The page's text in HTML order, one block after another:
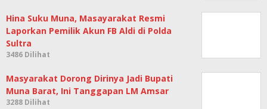
Hina Suku Muna, Masayarakat Resmi
Laporkan Pemilik Akun FB Aldi di Polda
Sultra
3486 Dilihat
Masyarakat Dorong Dirinya Jadi Bupati
Muna Barat, Ini Tanggapan LM Amsar
3288 Dilihat